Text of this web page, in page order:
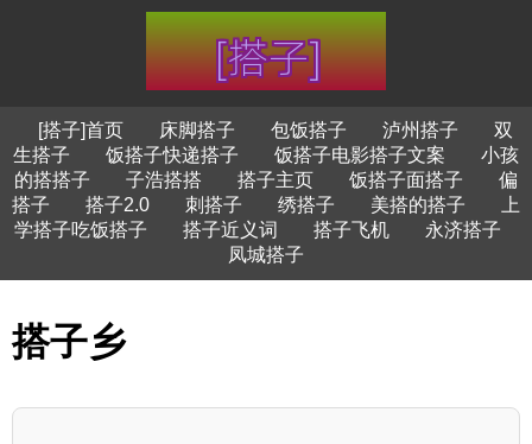
[搭子]首页 床脚搭子 包饭搭子 泸州搭子
双
生搭子
饭搭子快递搭子 饭搭子电影搭子文案
小孩
的搭搭子
子浩搭搭 搭子主页 饭搭子面搭子
偏
搭子
搭子2.0 刺搭子 绣搭子 美搭的搭子
上
学搭子吃饭搭子
搭子近义词 搭子飞机
永济搭子
凤城搭子
搭子乡